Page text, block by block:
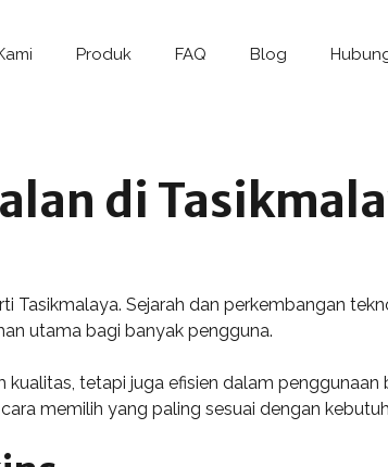
Produk FAQ Blog
di
Tasikmalaya. Sejarah dan perkembangan
utama bagi banyak pengguna.
tetapi juga efisien dalam penggunaan
memilih yang paling sesuai dengan